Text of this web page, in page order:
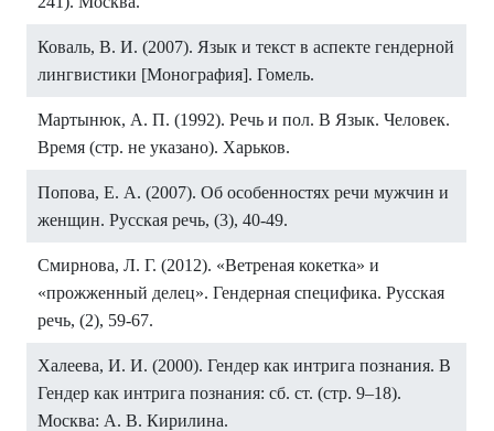
Коваль, В. И. (2007). Язык и текст в аспекте гендерной
лингвистики [Монография]. Гомель.
Мартынюк, А. П. (1992). Речь и пол. В Язык. Человек.
Время (стр. не указано). Харьков.
Попова, Е. А. (2007). Об особенностях речи мужчин и
женщин. Русская речь, (3), 40-49.
Смирнова, Л. Г. (2012). «Ветреная кокетка» и
«прожженный делец». Гендерная специфика. Русская
речь, (2), 59-67.
Халеева, И. И. (2000). Гендер как интрига познания. В
Гендер как интрига познания: сб. ст. (стр. 9–18).
Москва: А. В. Кирилина.